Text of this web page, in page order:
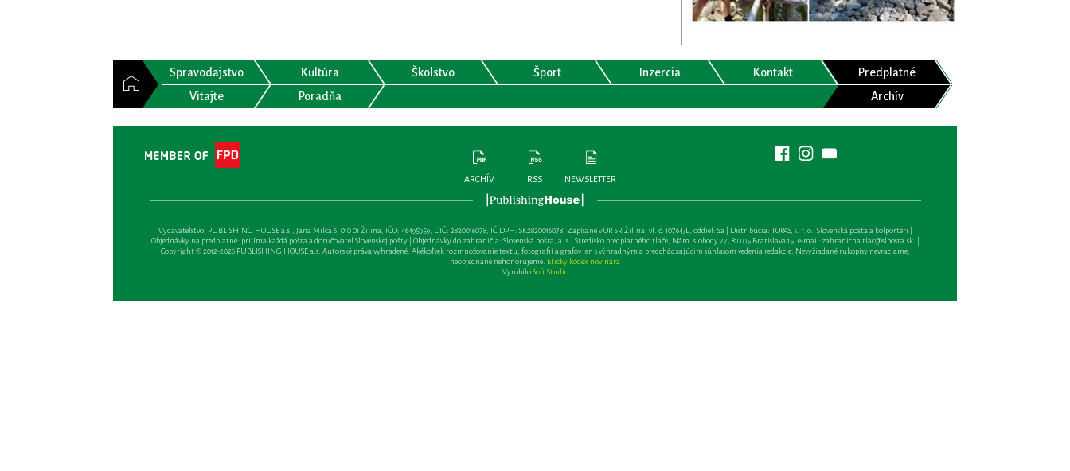
Spravodajstvo Kultúra Školstvo Šport Inzercia Kontakt
Predplatné
Vitajte
Poradňa Archív
ARCHÍV RSS NEWSLETTER
Vydavateľsťvo: PUBLISHING HOUSE a.s., Jána Milca 6, 010 01 Žilina, IČO: 46495959, DIČ: 2820016078, IČ DPH: SK2820016078, Zapísané v OR SR Žilina: vl. č. 10764/L, oddiel: Sa | Distribúcia: TOPAS, s. r. o., Slovenská pošta a kolportéri |
Objednávky na predplatné: prijíma každá pošta a doručovateľ Slovenskej pošty | Objednávky do zahraničia: Slovenská pošta, a. s., Stredisko predplatného tlače, Nám. slobody 27, 810 05 Bratislava 15, e-mail:zahranicna.tlac@slposta.sk. |
Copyright © 2012-2026 PUBLISHING HOUSE a.s. Autorské práva vyhradené. Akékoľvek rozmnožovanie textu, fotografií a grafov len s výhradným a predchádzajúcim súhlasom vedenia redakcie. Nevyžiadané rukopisy nevraciame,
neobjednané nehonorujeme. Etický kódex novinára
VyrobiloSoft Studio